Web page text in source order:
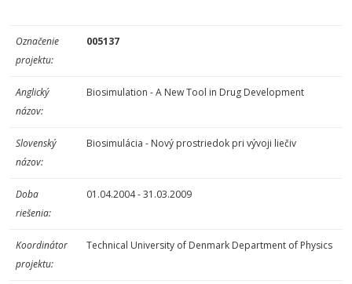
Označenie
projektu:
005137
Anglický
názov:
Biosimulation - A New Tool in Drug Development
Slovenský
názov:
Biosimulácia - Nový prostriedok pri vývoji liečiv
Doba
riešenia:
01.04.2004 - 31.03.2009
Koordinátor
projektu:
Technical University of Denmark Department of Physics